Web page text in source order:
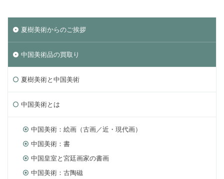
夏樹美術からのご挨拶
中国美術品の買取り
夏樹美術と中国美術
中国美術とは
中国美術：絵画（古画／近・現代画）
中国美術：書
中国皇室と宮廷画家の書画
中国美術：古陶磁